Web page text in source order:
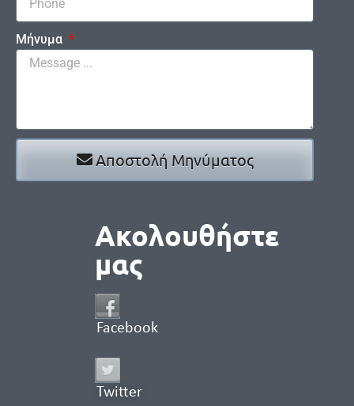
Μήνυμα
Αποστολή Μηνύματος
Ακολουθήστε
μας
Facebook
Twitter